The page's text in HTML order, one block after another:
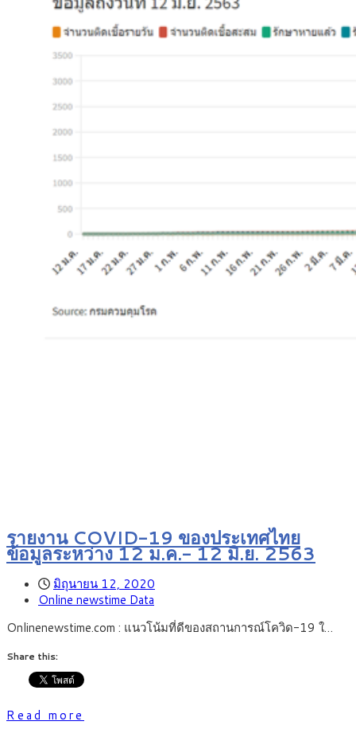
รายงาน COVID-19 ของประเทศไทย
ข้อมูลระหว่าง 12 ม.ค.- 12 มิ.ย. 2563
มิถุนายน 12, 2020
Online newstime Data
Onlinenewstime.com : แนวโน้มที่ดีของสถานการณ์โควิด-19 ใ…
Share this:
Read more